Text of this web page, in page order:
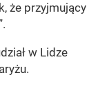
że przyjmujący
w Lidze